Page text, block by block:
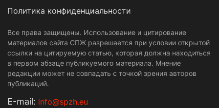
Политика конфиденциальности
Все права защищены. Использование и цитирование
материалов сайта СПЖ разрешается при условии открытой
ссылки на цитируемую статью, которая должна находиться
в первом абзаце публикуемого материала. Мнение
редакции может не совпадать с точкой зрения авторов
публикаций.
Е-mail: info@spzh.eu